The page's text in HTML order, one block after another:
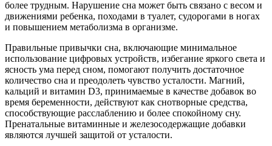
более трудным. Нарушение сна может быть связано с весом и
движениями ребенка, походами в туалет, судорогами в ногах
и повышением метаболизма в организме.
Правильные привычки сна, включающие минимальное
использование цифровых устройств, избегание яркого света и
ясность ума перед сном, помогают получить достаточное
количество сна и преодолеть чувство усталости. Магний,
кальций и витамин D3, принимаемые в качестве добавок во
время беременности, действуют как снотворные средства,
способствующие расслаблению и более спокойному сну.
Пренатальные витаминные и железосодержащие добавки
являются лучшей защитой от усталости.